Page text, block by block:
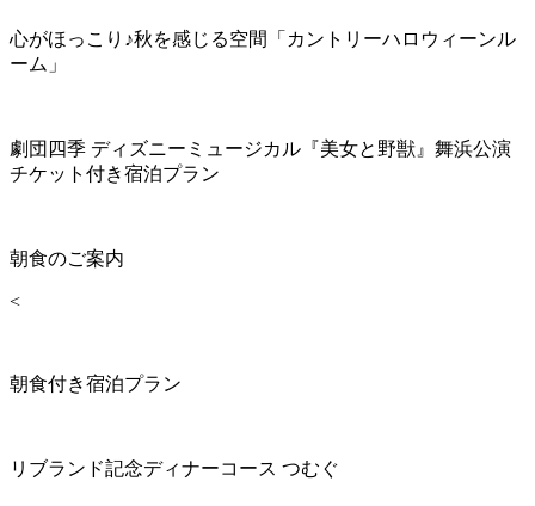
心がほっこり♪秋を感じる空間「カントリーハロウィーンル
ーム」
劇団四季 ディズニーミュージカル『美女と野獣』舞浜公演
チケット付き宿泊プラン
朝食のご案内
<
朝食付き宿泊プラン
リブランド記念ディナーコース つむぐ